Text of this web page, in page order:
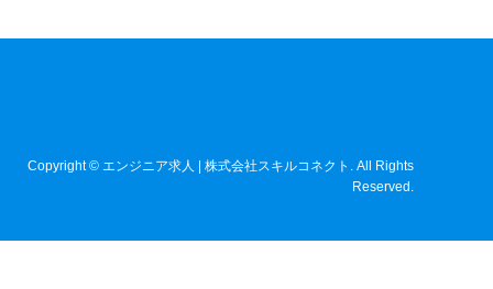
Copyright© エンジニア求人 | 株式会社スキルコネクト . All Rights
Reserved.